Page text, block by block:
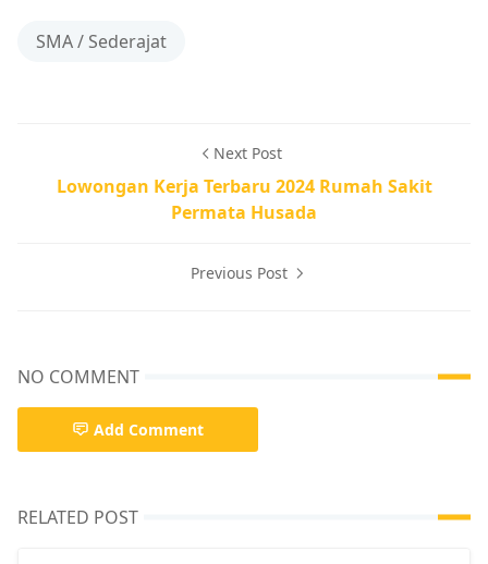
SMA / Sederajat
Next Post
Lowongan Kerja Terbaru 2024 Rumah Sakit
Permata Husada
Previous Post
NO COMMENT
Add Comment
RELATED POST